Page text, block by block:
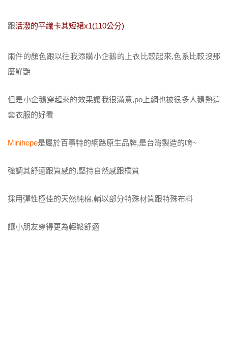
跟活潑的平織卡其短裙x1(110公分)
兩件的顏色跟以往我添購小企鵝的上衣比較起來,色系比較沒那
麼鮮艷
但是小企鵝穿起來的效果讓我很滿意,po上網也被很多人鵝熱這
套衣服的好看
Minihope是屬於百事特的網路原生品牌,是台灣製造的唷~
強調其舒適跟質感的,堅持自然感跟樸質
採用彈性極佳的天然純棉,輔以部分特殊材質跟特殊布料
讓小朋友穿得更為輕鬆舒適